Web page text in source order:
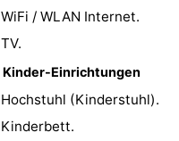
WiFi / WLAN Internet.
TV.
Kinder-Einrichtungen
Hochstuhl (Kinderstuhl).
Kinderbett.